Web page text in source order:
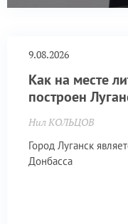
9.08.2026
Как на месте
построен
Нил КОЛЬЦОВ
Город Луганск
Донбасса